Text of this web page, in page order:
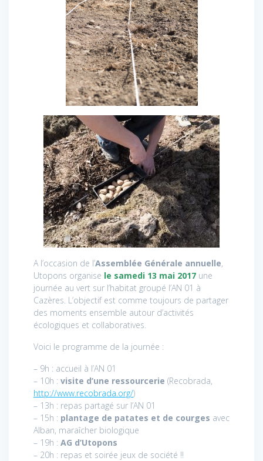
A l’occasion de l’Assemblée Générale annuelle,
Utopons organise le samedi 13 mai 2017 une
journée au vert sur l’habitat groupé l’AN 01 à
Cazères. L’objectif est comme toujours de partager
des moments ensemble autour d’activités
écologiques et collaboratives.
Voici le programme de la journée :
– 9h : accueil à l’AN 01
– 10h : visite d’une ressourcerie (Recobrada,
http://www.recobrada.org/)
– 13h : repas partagé sur l’AN 01
– 15h : plantage de patates et de courges avec
Alban, maraîcher biologique
– 19h : AG d’Utopons
– 20h : repas et soirée jeux de société !!